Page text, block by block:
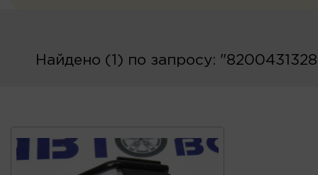
Найдено (1) по запросу: